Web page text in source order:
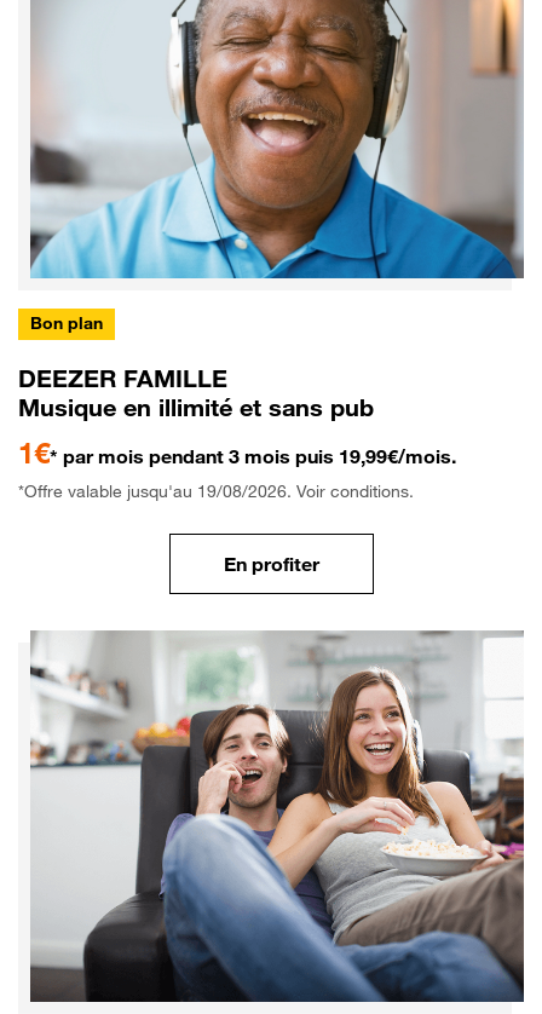
Bon plan
DEEZER FAMILLE
Musique en illimité et sans pub
1€* par mois pendant 3 mois puis 19,99€/mois.
*Offre valable jusqu'au 19/08/2026. Voir conditions.
En profiter